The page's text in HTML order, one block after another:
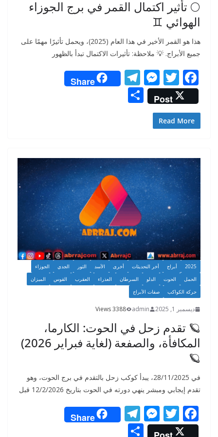
🌕 تأثير اكتمال القمر في برج الجوزاء
الهوائي ♊
هذا هو القمر الأخير في هذا العام (2025)، ويحمل تأثيرًا مهمًا على
جميع الأبراج. 💡 ملاحظة: تأثيرات الاكتمال تبدأ بالظهور
F
ac
e
b
o
k
T
w
itt
er
M
e
ss
g
er
T
el
m
Share
Post
Read More
2025 أبراج أخر التحديثات أخرى الأسد الثور الجدي
الجوزاء
الحمل
الحوت الدلو السرطان العذراء العقرب القوس
الميزان
حركة الكواكب
صفات الأبراج
ديسمبر 1, 2025 admin
3388 Views
🪐 تقدم زحل في الحوت: الكارما،
المكافأة، والصفعة (لغاية فبراير 2026)
🪐
في 28/11/2025، يبدأ كوكب زحل بالتقدم في برج الحوت، وهو
تقدم إيجابي ومبشر ينهي دورته في الحوت بتاريخ 12/2/2026 قبل
F
ac
T
w
M
e
T
el
Share